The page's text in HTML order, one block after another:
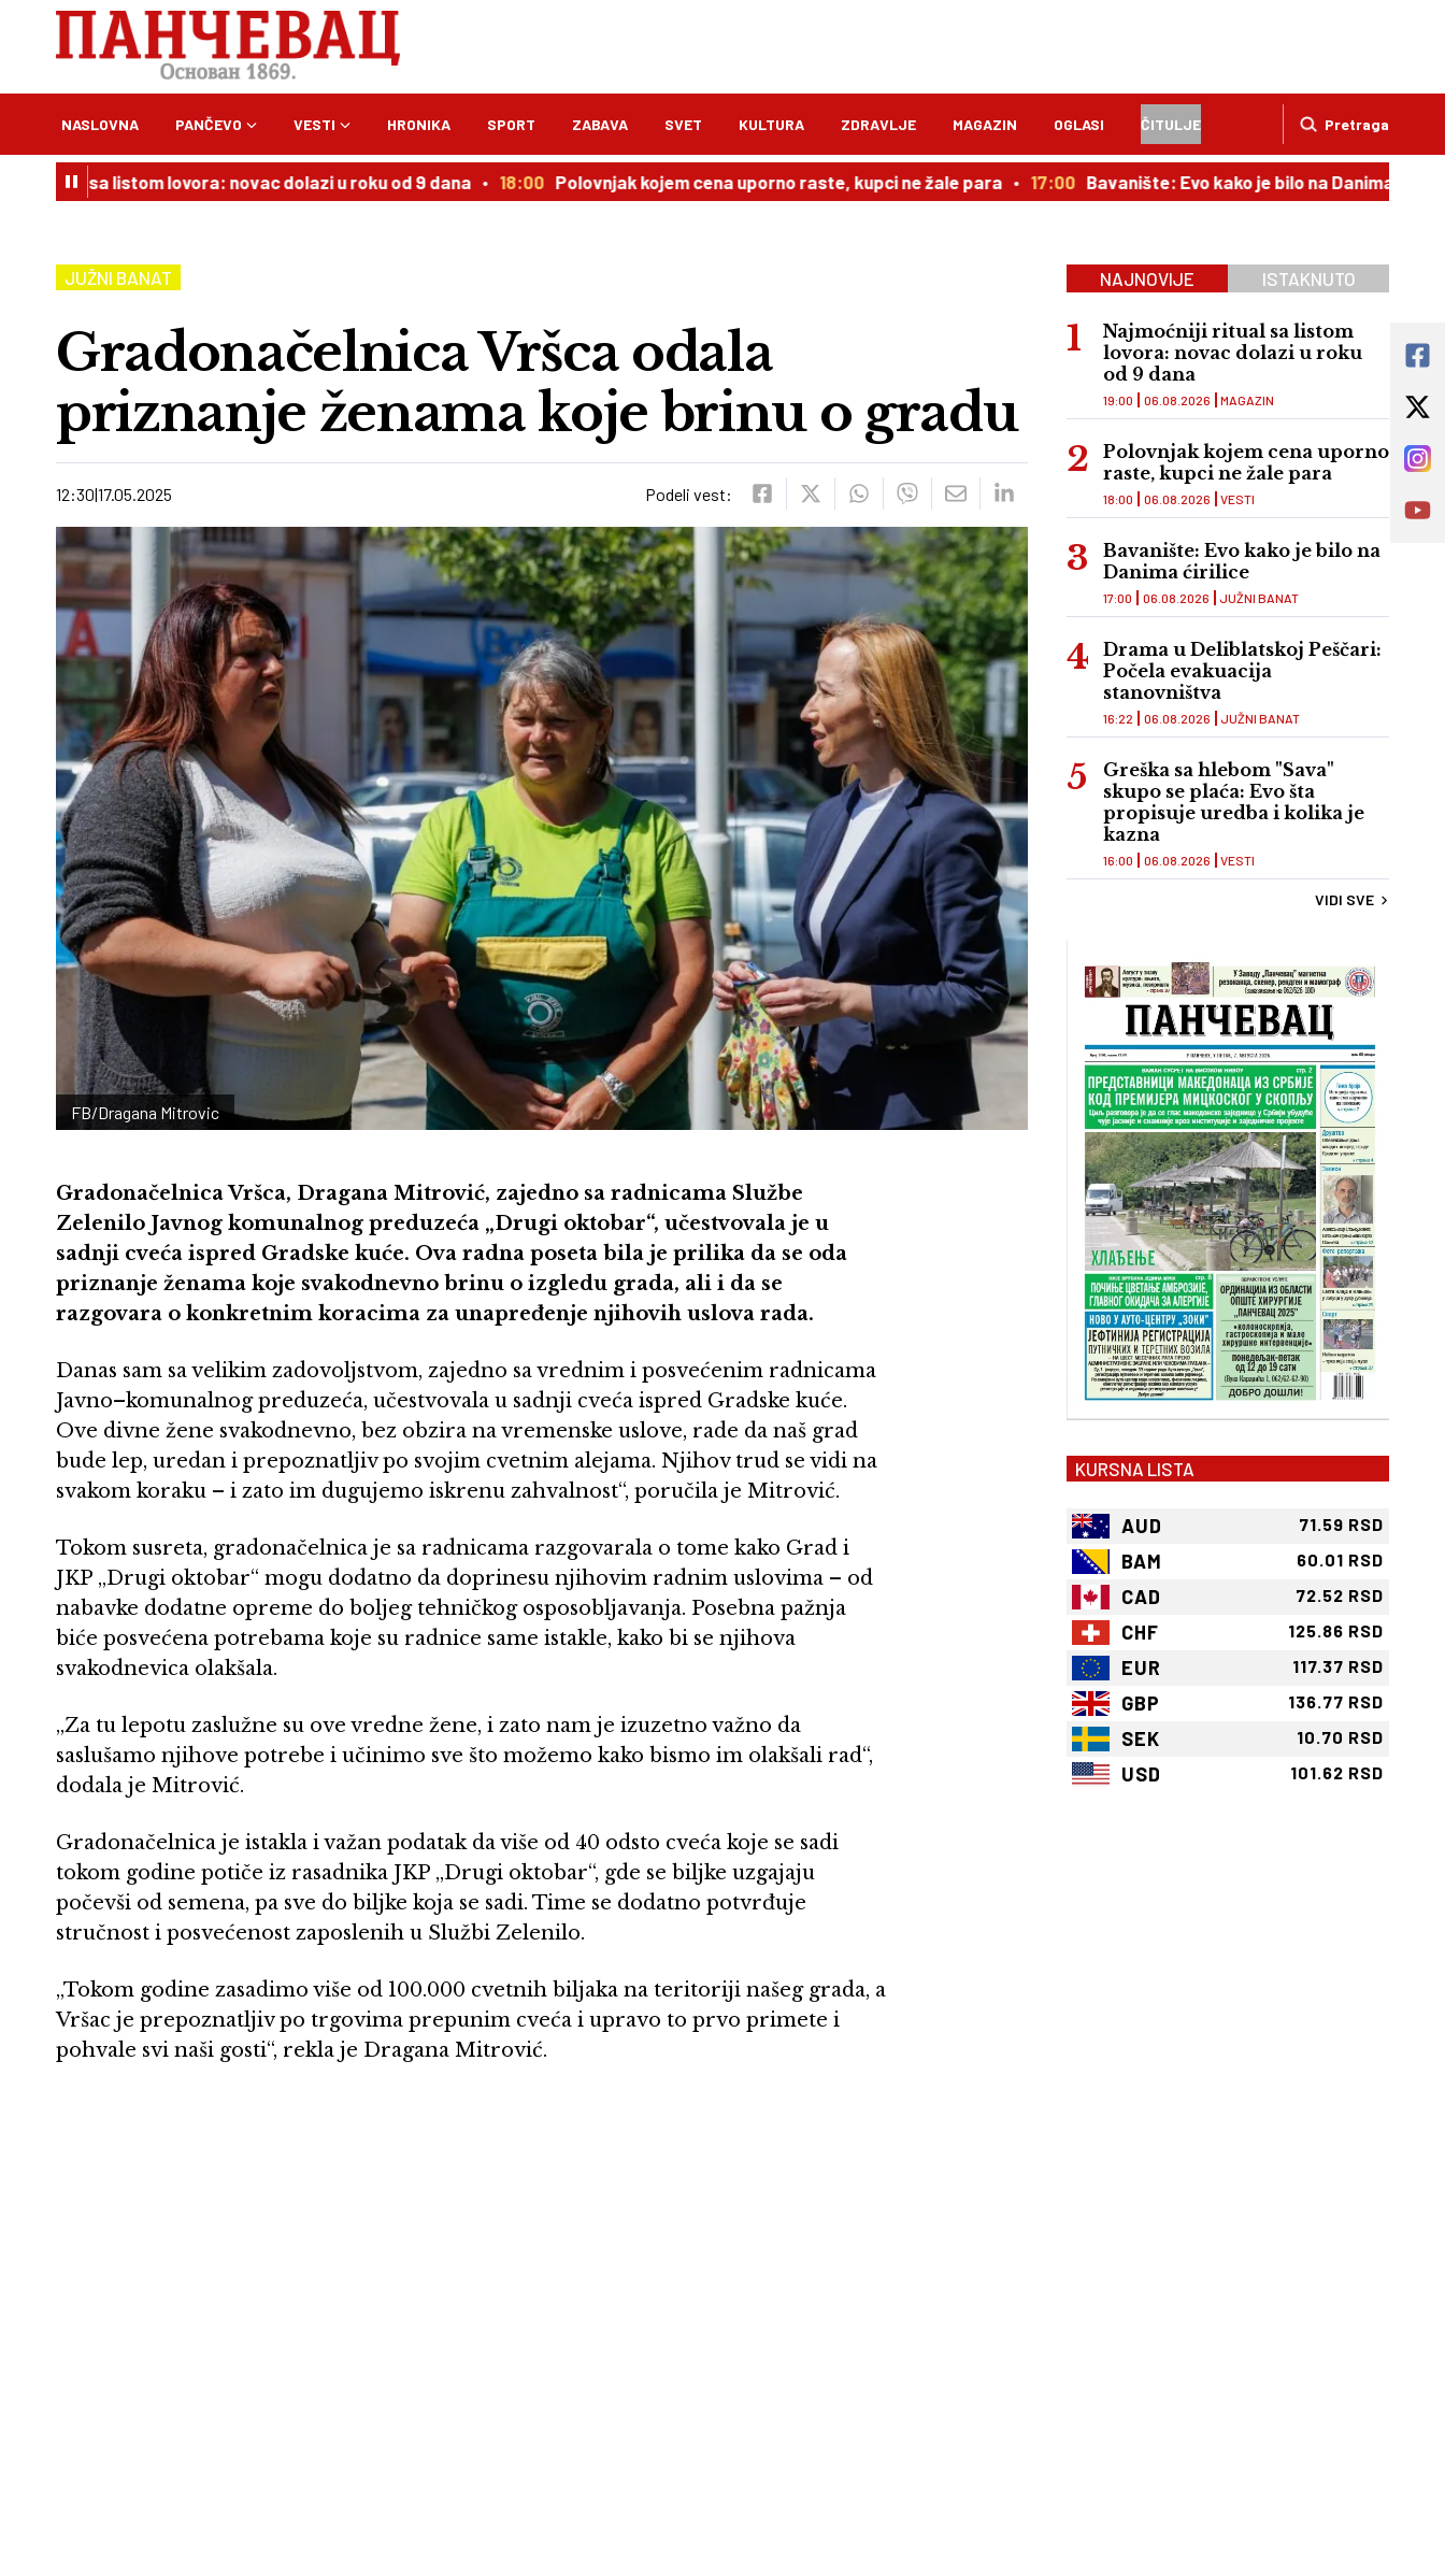
Pretraga
NASLOVNA PANČEVO VESTI HRONIKA SPORT ZABAVA SVET KULTURA ZDRAVLJE MAGAZIN OGLASI ČITULJE
sa listom lovora: novac dolazi u roku od 9 dana 18:00 Polovnjak kojem cena uporno raste, kupci ne žale para 17:00 Bavanište: Evo kako je bilo na Danima ćirilice
JUŽNI BANAT
Gradonačelnica Vršca odala
priznanje ženama koje brinu o gradu
12:30 17.05.2025 Podeli vest:
FB/Dragana Mitrovic
Gradonačelnica Vršca, Dragana Mitrović, zajedno sa radnicama Službe
Zelenilo Javnog komunalnog preduzeća „Drugi oktobar“, učestvovala je u
sadnji cveća ispred Gradske kuće. Ova radna poseta bila je prilika da se oda
priznanje ženama koje svakodnevno brinu o izgledu grada, ali i da se
razgovara o konkretnim koracima za unapređenje njihovih uslova rada.
Danas sam sa velikim zadovoljstvom, zajedno sa vrednim i posvećenim radnicama
Javno–komunalnog preduzeća, učestvovala u sadnji cveća ispred Gradske kuće.
Ove divne žene svakodnevno, bez obzira na vremenske uslove, rade da naš grad
bude lep, uredan i prepoznatljiv po svojim cvetnim alejama. Njihov trud se vidi na
svakom koraku – i zato im dugujemo iskrenu zahvalnost“, poručila je Mitrović.
Tokom susreta, gradonačelnica je sa radnicama razgovarala o tome kako Grad i
JKP „Drugi oktobar“ mogu dodatno da doprinesu njihovim radnim uslovima – od
nabavke dodatne opreme do boljeg tehničkog osposobljavanja. Posebna pažnja
biće posvećena potrebama koje su radnice same istakle, kako bi se njihova
svakodnevica olakšala.
„Za tu lepotu zaslužne su ove vredne žene, i zato nam je izuzetno važno da
saslušamo njihove potrebe i učinimo sve što možemo kako bismo im olakšali rad“,
dodala je Mitrović.
Gradonačelnica je istakla i važan podatak da više od 40 odsto cveća koje se sadi
tokom godine potiče iz rasadnika JKP „Drugi oktobar“, gde se biljke uzgajaju
počevši od semena, pa sve do biljke koja se sadi. Time se dodatno potvrđuje
stručnost i posvećenost zaposlenih u Službi Zelenilo.
„Tokom godine zasadimo više od 100.000 cvetnih biljaka na teritoriji našeg grada, a
Vršac je prepoznatljiv po trgovima prepunim cveća i upravo to prvo primete i
pohvale svi naši gosti“, rekla je Dragana Mitrović.
NAJNOVIJE ISTAKNUTO
Najmoćniji ritual sa listom
lovora: novac dolazi u roku
od 9 dana
MAGAZIN
19:00 06.08.2026
Polovnjak kojem cena uporno
raste, kupci ne žale para
VESTI
18:00 06.08.2026
Bavanište: Evo kako je bilo na
Danima ćirilice
JUŽNI BANAT
17:00 06.08.2026
Drama u Deliblatskoj Peščari:
Počela evakuacija
stanovništva
JUŽNI BANAT
16:22 06.08.2026
Greška sa hlebom "Sava"
skupo se plaća: Evo šta
propisuje uredba i kolika je
kazna
VESTI
16:00 06.08.2026
VIDI SVE
KURSNA LISTA
AUD 71.59 RSD
BAM 60.01 RSD
CAD 72.52 RSD
CHF 125.86 RSD
EUR 117.37 RSD
GBP 136.77 RSD
SEK 10.70 RSD
USD 101.62 RSD